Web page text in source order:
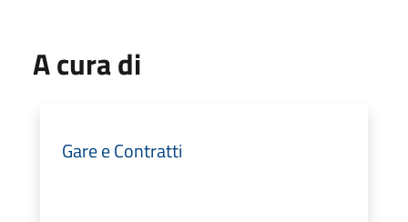
A cura di
Gare e Contratti